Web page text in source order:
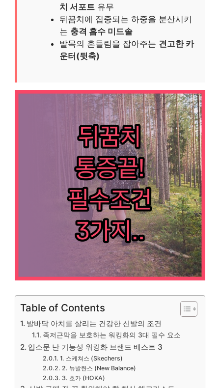
치 서포트 유무
뒤꿈치에 집중되는 하중을 분산시키
는 충격 흡수 미드솔
발목의 흔들림을 잡아주는 견고한 카
운터(뒷축)
Table of Contents
발바닥 아치를 살리는 건강한 신발의 조건
족저근막을 보호하는 워킹화의 3대 필수 요소
입소문 난 기능성 워킹화 브랜드 베스트 3
1. 스케쳐스 (Skechers)
2. 뉴발란스 (New Balance)
3. 호카 (HOKA)